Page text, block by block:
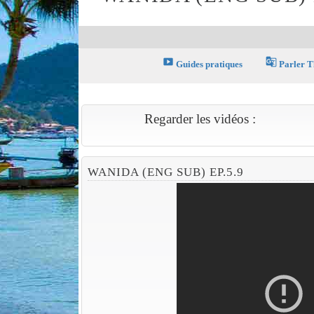
smart_display Guides pratiques g_translateParler
Regarder les vidéos :
WANIDA (ENG SUB) EP.5.9